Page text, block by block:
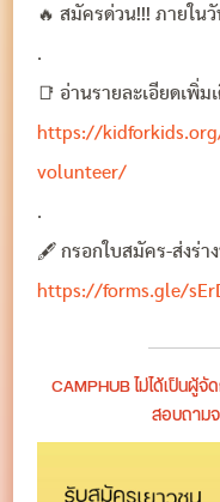
🔥 สมัครด่วน!!! ภายใน
.
📑 อ่านรายละเอียดเพิ่ม
https://
volunteer/
.
🖋 กรอกใบสมัคร-ส่งร่า
https://forms.gle/
CAMPHUB ไม่ได้เป็นผู้
สอบถาม